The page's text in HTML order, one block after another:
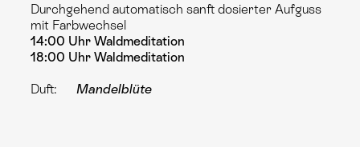
Durchgehend automatisch sanft dosierter Aufguss
mit Farbwechsel
14:00 Uhr Waldmeditation
18:00 Uhr Waldmeditation
Duft: Mandelblüte